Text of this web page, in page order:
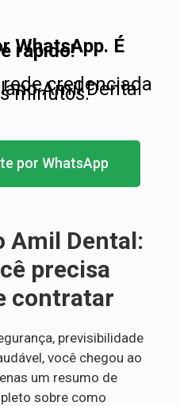
WhatsApp. É
rápido!
credenciada
Amil Dental
minutos.
por WhatsApp
Amil Dental:
precisa
contratar
previsibilidade
você chegou ao
um resumo de
sobre como